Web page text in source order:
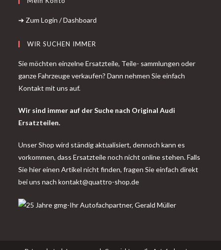
➔ Zum Login / Dashboard
WIR SUCHEN IMMER
Sie möchten einzelne Ersatzteile, Teile- sammlungen oder
ganze Fahrzeuge verkaufen? Dann nehmen Sie einfach
Kontakt mit uns auf.
Wir sind immer auf der Suche nach Original Audi
Ersatzteilen.
Unser Shop wird ständig aktualisiert, dennoch kann es
vorkommen, dass Ersatzteile noch nicht online stehen. Falls
Sie hier einen Artikel nicht finden, fragen Sie einfach direkt
bei uns nachkontakt@quattro-shop.de